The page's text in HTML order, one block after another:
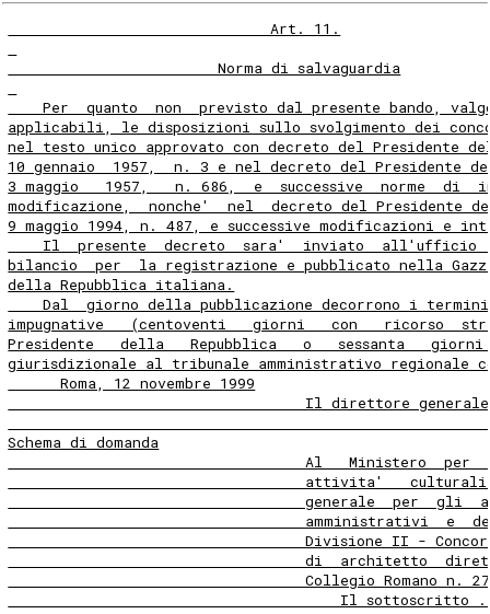
                              Art. 11.
                        Norma di salvaguardia
Per  quanto  non  previsto dal presente bando,
applicabili, le disposizioni sullo svolgimento dei
nel testo unico approvato con decreto del Presidente
10 gennaio  1957,  n. 3 e nel decreto del Presidente
3 maggio   1957,   n. 686,  e  successive  norme  di
modificazione,  nonche'  nel  decreto del Presidente
9 maggio 1994, n. 487, e successive modificazioni e
Il  presente  decreto  sara'  inviato  all'ufficio
bilancio  per  la registrazione e pubblicato nella
della Repubblica italiana.
Dal  giorno della pubblicazione decorrono i
impugnative   (centoventi   giorni   con   ricorso
Presidente   della   Repubblica   o   sessanta
giurisdizionale al tribunale amministrativo regionale
      Roma, 12 novembre 1999
Il direttore
Schema di domanda
Al   Ministero  per
attivita'
generale  per  gli
amministrativi  e
Divisione II -
di  architetto
Collegio Romano n.
Il sottoscritto